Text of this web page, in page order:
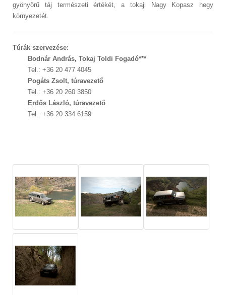
gyönyörű táj természeti értékét, a tokaji Nagy Kopasz hegy
környezetét.
Túrák szervezése:
Bodnár András, Tokaj Toldi Fogadó***
Tel.: +36 20 477 4045
Pogáts Zsolt, túravezető
Tel.: +36 20 260 3850
Erdős László, túravezető
Tel.: +36 20 334 6159